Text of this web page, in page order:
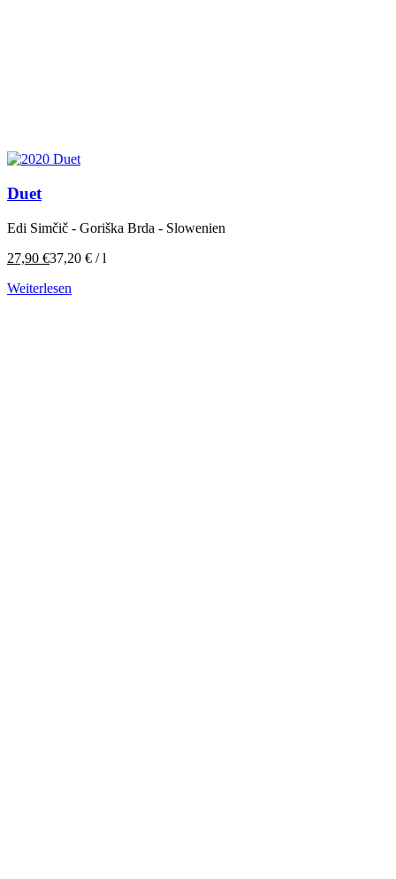
Duet
Edi Simčič - Goriška Brda - Slowenien
27,90 €37,20 € /l
Weiterlesen